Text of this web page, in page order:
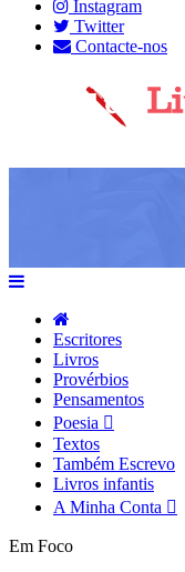
Instagram
Twitter
Contacte-nos
Escritores
Livros
Provérbios
Pensamentos
Poesia
Textos
Também Escrevo
Livros infantis
A Minha Conta
Em Foco